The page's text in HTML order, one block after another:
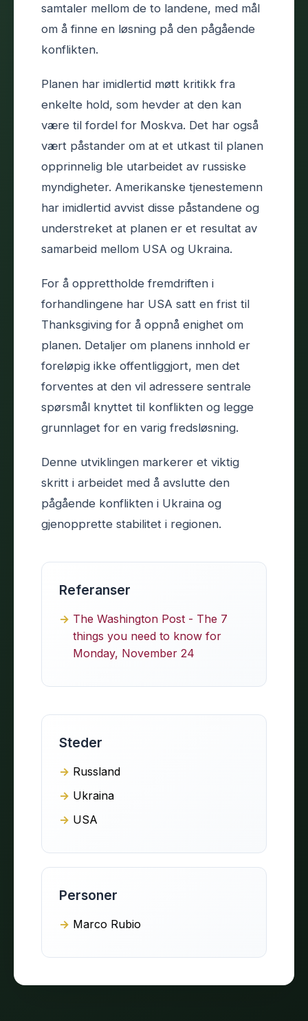
samtaler mellom de to landene, med mål
om å finne en løsning på den pågående
konflikten.
Planen har imidlertid møtt kritikk fra
enkelte hold, som hevder at den kan
være til fordel for Moskva. Det har også
vært påstander om at et utkast til planen
opprinnelig ble utarbeidet av russiske
myndigheter. Amerikanske tjenestemenn
har imidlertid avvist disse påstandene og
understreket at planen er et resultat av
samarbeid mellom USA og Ukraina.
For å opprettholde fremdriften i
forhandlingene har USA satt en frist til
Thanksgiving for å oppnå enighet om
planen. Detaljer om planens innhold er
foreløpig ikke offentliggjort, men det
forventes at den vil adressere sentrale
spørsmål knyttet til konflikten og legge
grunnlaget for en varig fredsløsning.
Denne utviklingen markerer et viktig
skritt i arbeidet med å avslutte den
pågående konflikten i Ukraina og
gjenopprette stabilitet i regionen.
Referanser
The Washington Post - The 7
things you need to know for
Monday, November 24
Steder
Russland
Ukraina
USA
Personer
Marco Rubio